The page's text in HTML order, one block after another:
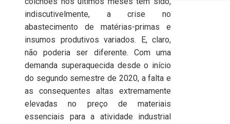
indiscutivelmente, a crise no
abastecimento de matérias-primas e
insumos produtivos variados. E, claro,
não poderia ser diferente. Com uma
demanda superaquecida desde o início
do segundo semestre de 2020, a falta e
as consequentes altas extremamente
elevadas no preço de materiais
essenciais para a atividade industrial